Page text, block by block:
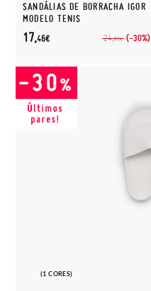
SANDÁLIAS DE BORRACHA IGOR
MODELO TENIS
24,95€ (-30%)
17,46€
(1 CORES)